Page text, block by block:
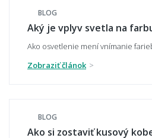
🧼 Čistenie a údržba
BLOG
Aký je vplyv svetla na
Ako osvetlenie mení vnímanie
Zobraziť článok
BLOG
Ako si zostaviť kusový